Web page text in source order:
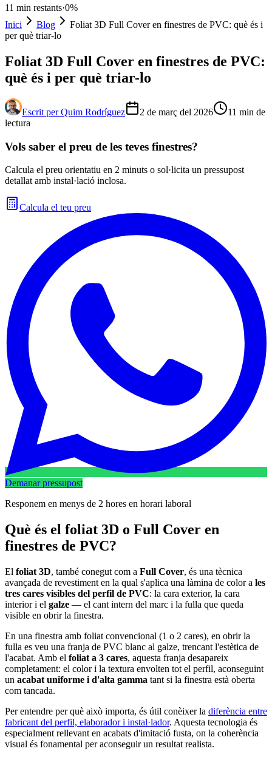
11 min restants·0%
Inici
Blog
Foliat 3D Full Cover en finestres de PVC: què és i
per què triar-lo
Foliat 3D Full Cover en finestres de PVC:
què és i per què triar-lo
Escrit per Quim Rodríguez 2 de març del 2026 11 min de
lectura
Vols saber el preu de les teves finestres?
Calcula el preu orientatiu en 2 minuts o sol·licita un pressupost
detallat amb instal·lació inclosa.
Calcula el teu preu
Demanar pressupost
Responem en menys de 2 hores en horari laboral
Què és el foliat 3D o Full Cover en
finestres de PVC?
El foliat 3D, també conegut com a Full Cover, és una tècnica
avançada de revestiment en la qual s'aplica una làmina de color a les
tres cares visibles del perfil de PVC: la cara exterior, la cara
interior i el galze — el cant intern del marc i la fulla que queda
visible en obrir la finestra.
En una finestra amb foliat convencional (1 o 2 cares), en obrir la
fulla es veu una franja de PVC blanc al galze, trencant l'estètica de
l'acabat. Amb el foliat a 3 cares, aquesta franja desapareix
completament: el color i la textura envolten tot el perfil, aconseguint
un acabat uniforme i d'alta gamma tant si la finestra està oberta
com tancada.
Per entendre per què això importa, és útil conèixer la diferència entre
fabricant del perfil, elaborador i instal·lador. Aquesta tecnologia és
especialment rellevant en acabats d'imitació fusta, on la coherència
visual és fonamental per aconseguir un resultat realista.